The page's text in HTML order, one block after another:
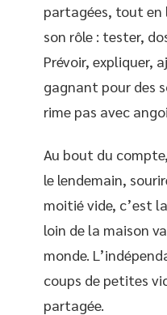
partagées, tout
son rôle : tester,
Prévoir, expliquer,
gagnant pour des
rime pas avec
Au bout du
le lendemain,
moitié vide, c’est
loin de la maison
monde.
coups de petites
partagée.